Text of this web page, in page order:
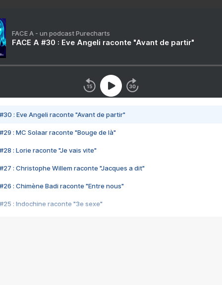
FACE A - un podcast Purecharts
FACE A #30 : Eve Angeli raconte "Avant de partir"
#30 : Eve Angeli raconte "Avant de partir"
#29 : MC Solaar raconte "Bouge de là"
#28 : Lorie raconte "Je vais vite"
#27 : Christophe Willem raconte "Jacques a dit"
#26 : Chimène Badi raconte "Entre nous"
#25 : Indochine raconte "3e sexe"